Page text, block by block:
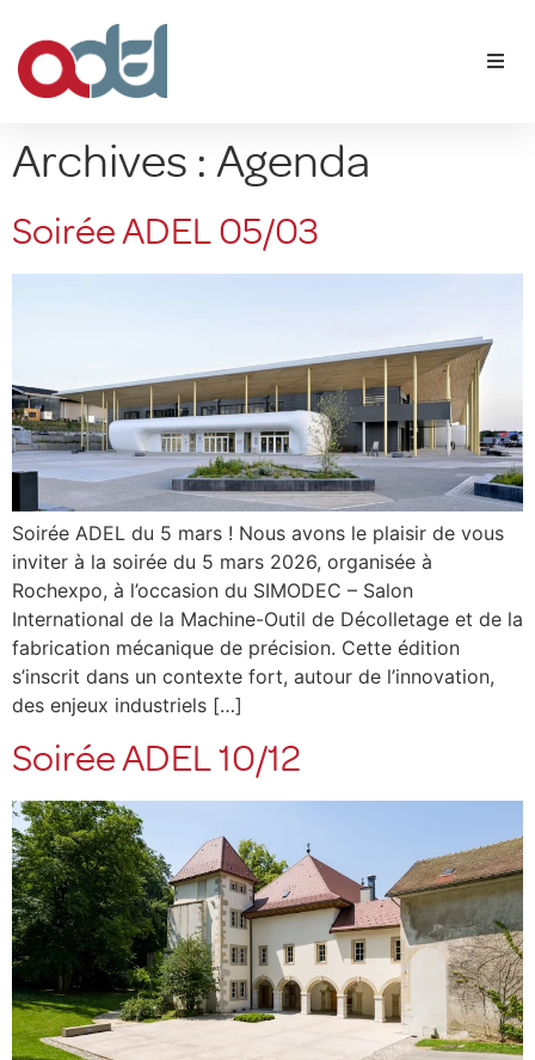
Nos membres
Agenda
Archives : Agenda
Soirée ADEL 05/03
Soirée ADEL du 5 mars ! Nous avons le plaisir de vous
inviter à la soirée du 5 mars 2026, organisée à
Rochexpo, à l’occasion du SIMODEC – Salon
International de la Machine-Outil de Décolletage et de la
fabrication mécanique de précision. Cette édition
s’inscrit dans un contexte fort, autour de l’innovation,
des enjeux industriels […]
Soirée ADEL 10/12